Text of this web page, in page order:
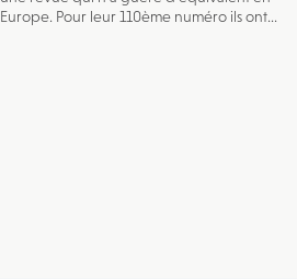
Europe. Pour leur 110ème numéro ils ont...